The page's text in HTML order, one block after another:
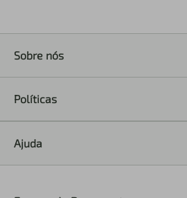
Sobre nós
Políticas
Ajuda